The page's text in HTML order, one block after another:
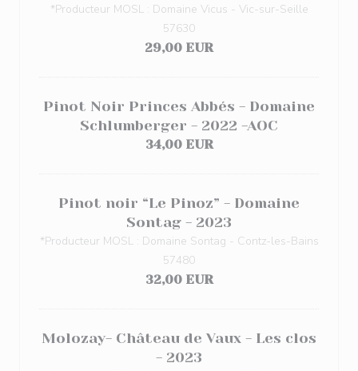
*Producteur MOSL : Domaine Vicus - Vic-sur-Seille
57630
29,00 EUR
Pinot Noir Princes Abbés - Domaine
Schlumberger - 2022 -AOC
34,00 EUR
Pinot noir “Le Pinoz” - Domaine
Sontag - 2023
*Producteur MOSL : Domaine Sontag - Contz-les-Bains
57480
32,00 EUR
Molozay- Château de Vaux - Les clos
- 2023